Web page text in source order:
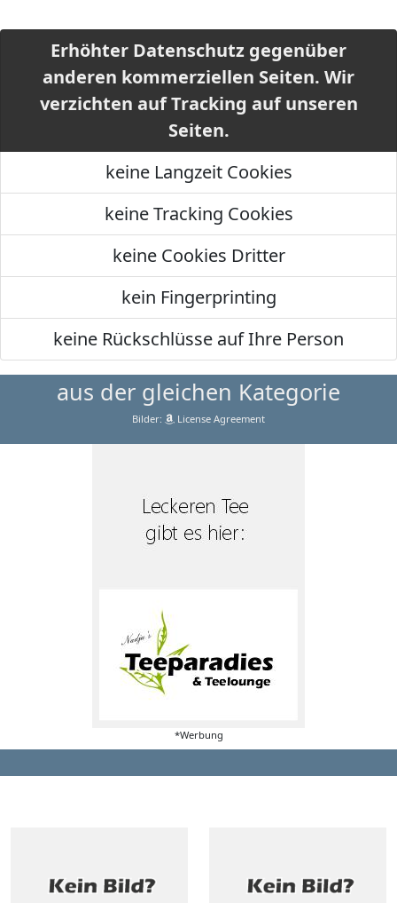
Erhöhter Datenschutz gegenüber
anderen kommerziellen Seiten. Wir
verzichten auf Tracking auf unseren
Seiten.
keine Langzeit Cookies
keine Tracking Cookies
keine Cookies Dritter
kein Fingerprinting
keine Rückschlüsse auf Ihre Person
aus der gleichen Kategorie
Bilder: License Agreement
*Werbung